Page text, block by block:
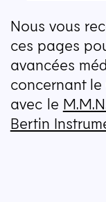
Nous vous
ces pages
avancées
concernant le
avec le
Bertin